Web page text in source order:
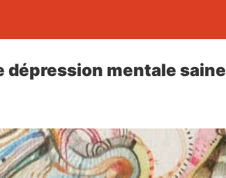
dépression mentale saine